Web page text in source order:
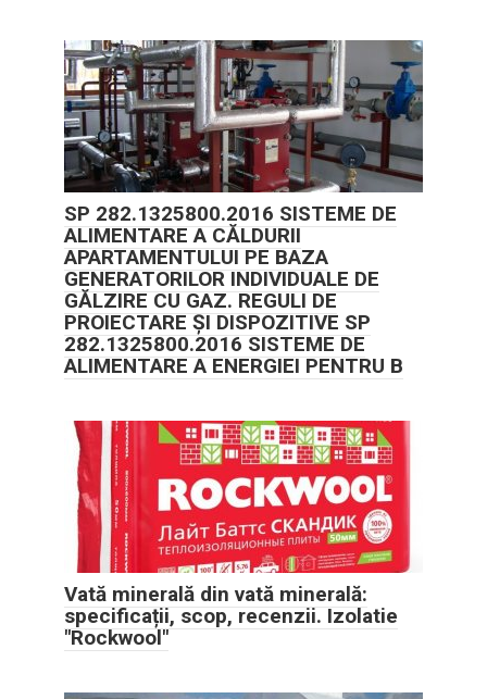
SP 282.1325800.2016 SISTEME DE
ALIMENTARE A CĂLDURII
APARTAMENTULUI PE BAZA
GENERATORILOR INDIVIDUALE DE
GĂLZIRE CU GAZ. REGULI DE
PROIECTARE ȘI DISPOZITIVE SP
282.1325800.2016 SISTEME DE
ALIMENTARE A ENERGIEI PENTRU B
Vată minerală din vată minerală:
specificații, scop, recenzii. Izolatie
"Rockwool"